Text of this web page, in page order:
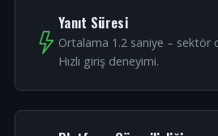
Yanıt Süresi
Ortalama 1.2 saniye – sektör
Hızlı giriş deneyimi.